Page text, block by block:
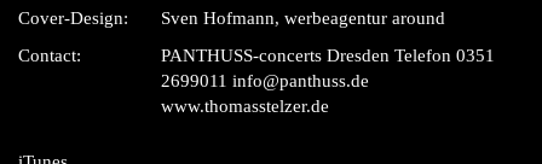
Cover-Design:
Sven Hofmann, werbeagentur around
Contact:
PANTHUSS-concerts Dresden Telefon 0351
2699011 info@panthuss.de
www.thomasstelzer.de